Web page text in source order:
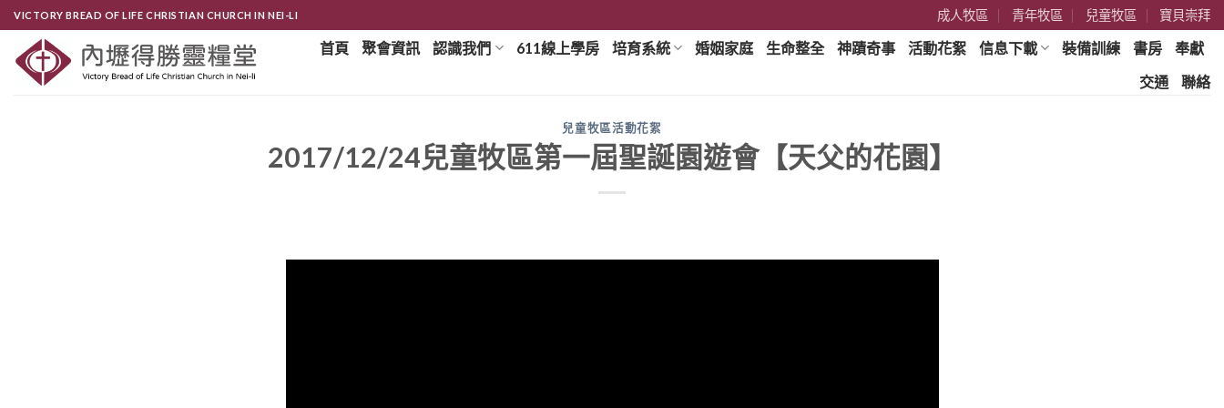
Skip
content
VICTORY BREAD OF LIFE CHRISTIAN CHURCH IN NEI-LI 成人牧區 青年牧區 兒童牧區 寶貝崇拜
首頁 聚會資訊 認識我們 611線上學房 培育系統 婚姻家庭 生命整全 神蹟奇事 活動花絮 信息下載 裝備訓練 書房
奉獻
交通
聯絡
兒童牧區活動花絮
2017/12/24兒童牧區第一屆聖誕園遊會【天父的花園】